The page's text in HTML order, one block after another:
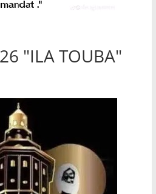
"ILA TOUBA"